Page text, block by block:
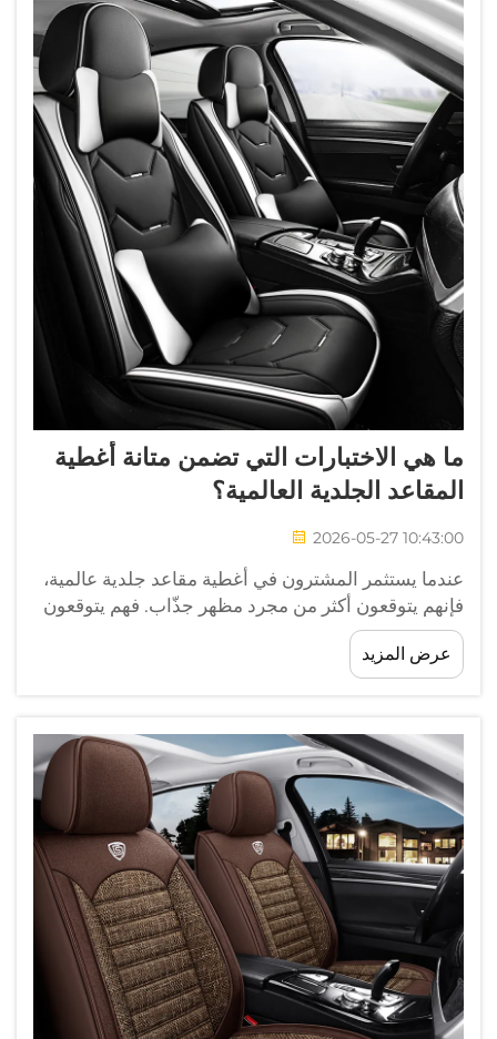
ما هي الاختبارات التي تضمن متانة أغطية
المقاعد الجلدية العالمية؟
2026-05-27 10:43:00
عندما يستثمر المشترون في أغطية مقاعد جلدية عالمية،
فإنهم يتوقعون أكثر من مجرد مظهر جذّاب. فهم يتوقعون
منتجًا يصمد أمام الاستخدام اليومي، والتغيرات الموسمية،
والتعرض لأشعة الشمس فوق البنفسجية، والرطوبة،
والاهتراء العام الناتج عن الاستخدام المتكرر...
عرض المزيد